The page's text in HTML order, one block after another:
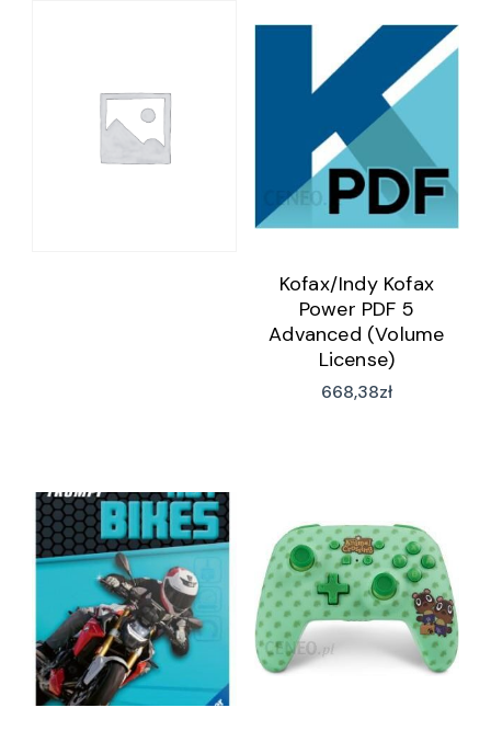
Kofax/Indy Kofax
Power PDF 5
Advanced (Volume
License)
(PPDPER0390E)
668,38zł